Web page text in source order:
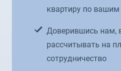
квартиру по
Доверившись нам,
рассчитывать на
сотрудничество